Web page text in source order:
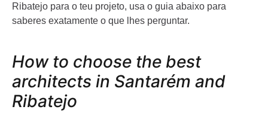
Ribatejo para o teu projeto, usa o guia abaixo para
saberes exatamente o que lhes perguntar.
How to choose the best
architects in Santarém and
Ribatejo